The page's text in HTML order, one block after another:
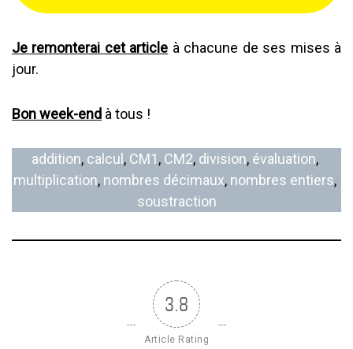
Je remonterai cet article à chacune de ses mises à
jour.
Bon week-end à tous !
addition, calcul , CM1, CM2, division, évaluation
multiplication, nombres décimaux, nombres entiers
soustraction
3.8
Article Rating